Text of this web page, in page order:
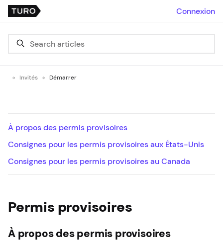
Connexion
Invités Démarrer
Permis provisoires
À propos des permis provisoires
À propos des permis provisoires
Consignes pour les permis provisoires aux États-Unis
Consignes pour les permis provisoires au Canada